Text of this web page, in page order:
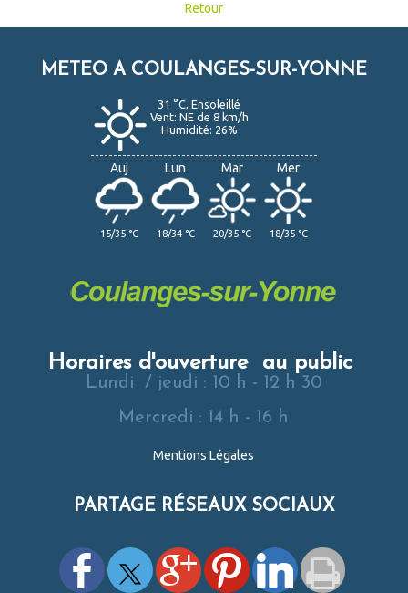
Retour
METEO A COULANGES-SUR-YONNE
31 °C, Ensoleillé
Vent: NE de 8 km/h
Humidité: 26%
Auj
15/35 °C
Lun
18/34 °C
Mar
20/35 °C
Mer
18/35 °C
Horaires d'ouverture au public
Lundi / jeudi : 10 h - 12 h 30
Mercredi : 14 h - 16 h
Mentions Légales
PARTAGE RÉSEAUX SOCIAUX